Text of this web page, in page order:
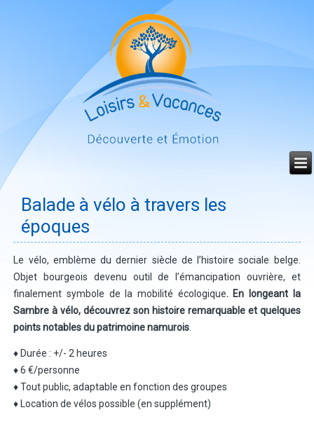
Balade à vélo à travers les
époques
Le vélo, emblème du dernier siècle de l’histoire sociale belge.
Objet bourgeois devenu outil de l’émancipation ouvrière, et
finalement symbole de la mobilité écologique. En longeant la
Sambre à vélo, découvrez son histoire remarquable et quelques
points notables du patrimoine namurois.
♦ Durée : +/- 2 heures
♦ 6 €/personne
♦ Tout public, adaptable en fonction des groupes
♦ Location de vélos possible (en supplément)
précédente
précédent